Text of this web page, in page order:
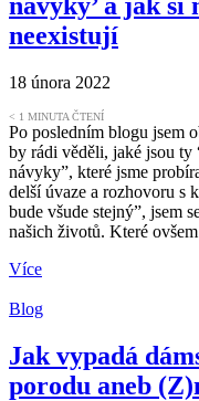
neexistují
18 února 2022
< 1 MINUTA ČTENÍ
Po posledním blogu jsem
by rádi věděli, jaké jsou ty
návyky”, které jsme
delší úvaze a rozhovoru s
bude všude stejný”, jsem
našich životů. Které
Více
Blog
Jak vypadá
porodu aneb